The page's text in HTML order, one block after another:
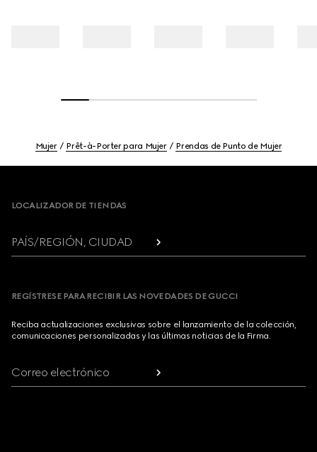
Mujer Prêt-à-Porter para Mujer Prendas de Punto de Mujer
LOCALIZADOR DE TIENDAS
PAÍS/REGIÓN, CIUDAD
REGÍSTRESE PARA RECIBIR LAS NOVEDADES DE GUCCI
Reciba actualizaciones exclusivas sobre el lanzamiento de la colección,
comunicaciones personalizadas y las últimas noticias de la Firma.
Correo electrónico